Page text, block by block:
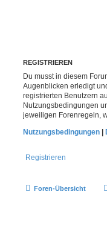
REGISTRIEREN
Du musst in diesem
Augenblicken erledigt
registrierten Benutzern
Nutzungsbedingungen
jeweiligen Forenregeln,
Nutzungsbedingungen
Registrieren
Foren-Übersicht